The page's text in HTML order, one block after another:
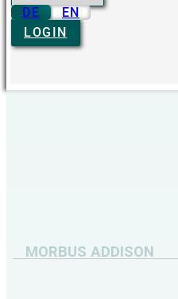
DE
EN
LOGIN
MORBUS ADDISON